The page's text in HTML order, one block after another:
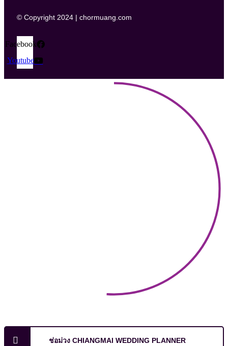
© Copyright 2024 | chormuang.com
Facebook
Youtube
ช่อม่วง CHIANGMAI WEDDING PLANNER